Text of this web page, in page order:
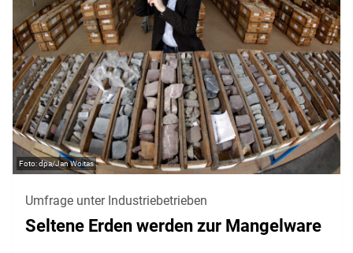
dpa/Jan Woitas
Umfrage unter Industriebetrieben
Seltene Erden werden zur Mangelware